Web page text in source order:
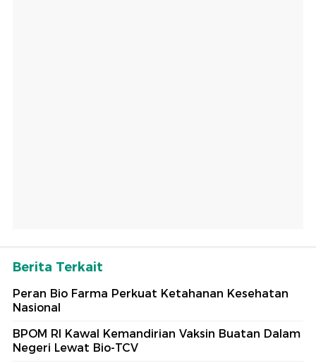
Berita Terkait
Peran Bio Farma Perkuat Ketahanan Kesehatan
Nasional
BPOM RI Kawal Kemandirian Vaksin Buatan Dalam
Negeri Lewat Bio-TCV